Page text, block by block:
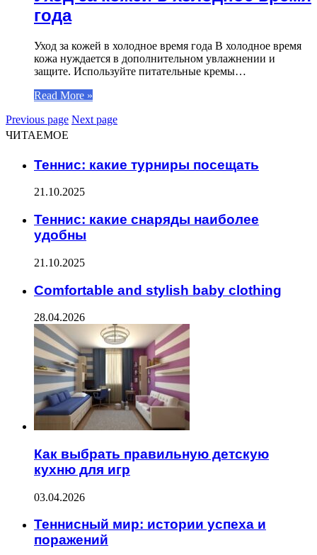
года
Уход за кожей в холодное время года В холодное время
кожа нуждается в дополнительном увлажнении и
защите. Используйте питательные кремы…
Read More »
Previous page Next page
ЧИТАЕМОЕ
Теннис: какие турниры посещать
21.10.2025
Теннис: какие снаряды наиболее
удобны
21.10.2025
Comfortable and stylish baby clothing
28.04.2026
Как выбрать правильную детскую
кухню для игр
03.04.2026
Теннисный мир: истории успеха и
поражений